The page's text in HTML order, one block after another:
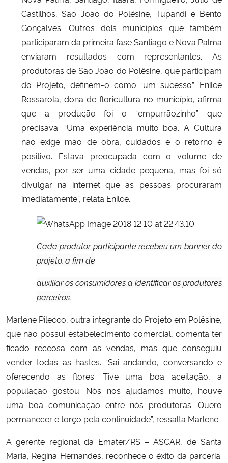
Castilhos, São João do Polêsine, Tupandi e Bento
Gonçalves. Outros dois municípios que também
participaram da primeira fase Santiago e Nova Palma
enviaram resultados com representantes. As
produtoras de São João do Polêsine, que participam
do Projeto, definem-o como “um sucesso”. Enilce
Rossarola, dona de floricultura no município, afirma
que a produção foi o “empurrãozinho” que
precisava. “Uma experiência muito boa. A Cultura
não exige mão de obra, cuidados e o retorno é
positivo. Estava preocupada com o volume de
vendas, por ser uma cidade pequena, mas foi só
divulgar na internet que as pessoas procuraram
imediatamente”, relata Enilce.
Cada produtor participante recebeu um banner do
projeto, a fim de
auxiliar os consumidores a identificar os produtores
parceiros.
Marlene Pilecco, outra integrante do Projeto em Polêsine,
que não possui estabelecimento comercial, comenta ter
ficado receosa com as vendas, mas que conseguiu
vender todas as hastes. “Sai andando, conversando e
oferecendo as flores. Tive uma boa aceitação, a
população gostou. Nós nos ajudamos muito, houve
uma boa comunicação entre nós produtoras. Quero
permanecer e torço pela continuidade”, ressalta Marlene.
A gerente regional da Emater/RS – ASCAR, de Santa
Maria, Regina Hernandes, reconhece o êxito da parceria.